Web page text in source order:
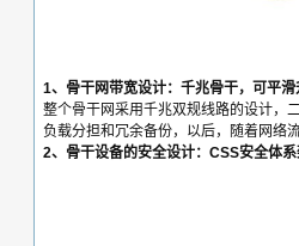
1、骨干网带宽设计：千兆骨干，可平
整个骨干网采用千兆双规线路的设计，
负载分担和冗余备份，以后，随着网络
2、骨干设备的安全设计：CSS安全体